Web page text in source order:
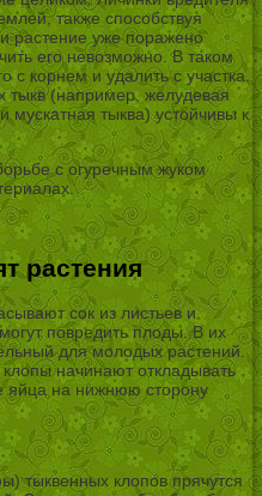
также способствуя
растение уже поражено
его невозможно. В таком
с корнем и удалить с участка.
тыкв (например, желудевая
мускатная тыква) устойчивы к
с огуречным жуком
растения
сок из листьев и
повредить плоды. В их
для молодых растений.
начинают откладывать
яйца на нижнюю сторону
тыквенных клопов прячутся